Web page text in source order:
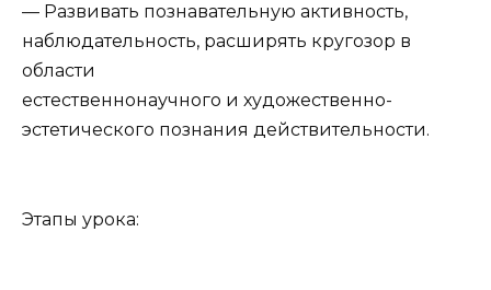
— Развивать познавательную активность,
наблюдательность, расширять кругозор в
области
естественнонаучного и художественно-
эстетического познания действительности.
Этапы урока: